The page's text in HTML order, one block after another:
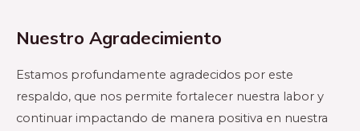
Nuestro Agradecimiento
Estamos profundamente agradecidos por este
respaldo, que nos permite fortalecer nuestra labor y
continuar impactando de manera positiva en nuestra